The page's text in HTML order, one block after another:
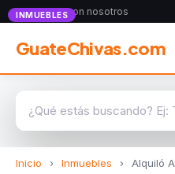
Anunciate con nosotros
GuateChivas.com
Inicio › Inmuebles › Alquiló
INMUEBLES